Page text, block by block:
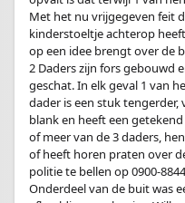
Met het nu vrijgegeven feit
kinderstoeltje achterop
op een idee brengt over de
2 Daders zijn fors gebouwd
geschat. In elk geval 1 van
dader is een stuk tengerder,
blank en heeft een
of meer van de 3 daders,
of heeft horen praten over
politie te bellen op 0900-
Onderdeel van de buit was